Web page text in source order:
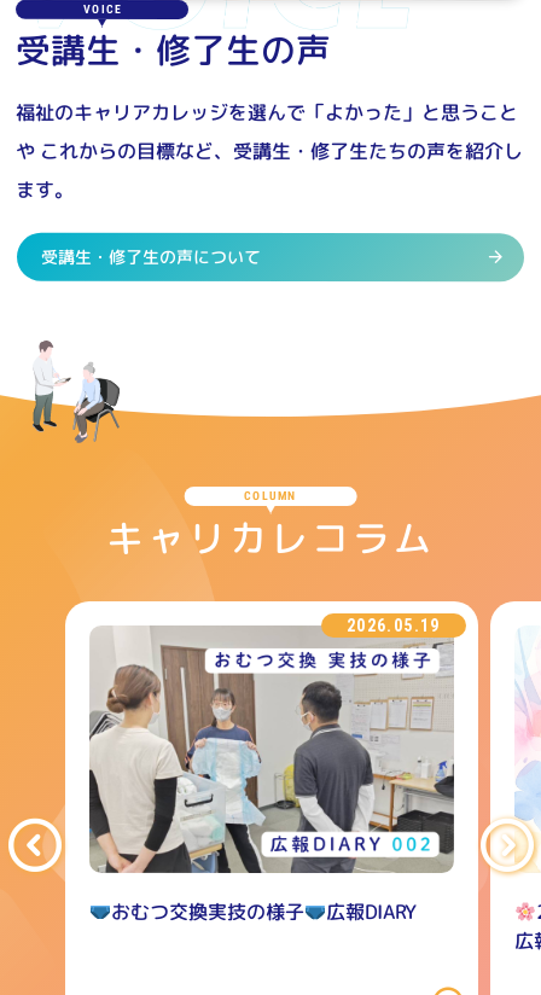
VOICE
受講生・修了生の声
福祉のキャリアカレッジを選んで「よかった」と思うこと
や これからの目標など、受講生・修了生たちの声を紹介し
ます。
受講生・修了生の声について
COLUMN
キャリカレコラム
2026.05.19
おむつ交換実技の様子 広報DIARY
広